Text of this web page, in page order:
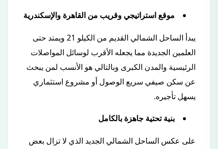
موقع استراتيجي وقريب من القاهرة والإسكندرية
يبدأ الساحل الشمالي القديم من الكيلو 21 ويمتد حتى
العلمين الجديدة مما يجعله الأقرب لوسائل المواصلات
الرئيسية والمدن الكبرى وبالتالي هو الأنسب لمن يبحث
عن سكن صيفي سريع الوصول أو مشروع استثماري
يسهل تأجيره.
بنية تحتية جاهزة بالكامل
على عكس الساحل الشمالي الجديد الذي لا تزال بعض